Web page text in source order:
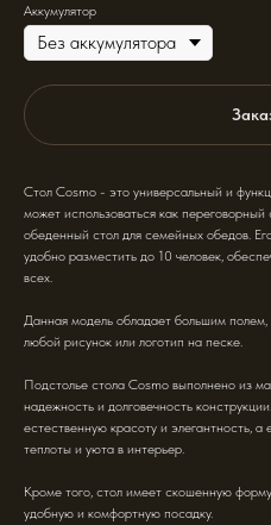
Аккумулятор
Стол Cosmo - это универсальный и
может использоваться как переговорный
обеденный стол для семейных обедов.
удобно разместить до 10 человек,
всех.
Данная модель обладает большим полем,
любой рисунок или логотип на песке.
Подстолье стола Cosmo выполнено из
надежность и долговечность
естественную красоту и элегантность, а
теплоты и уюта в интерьер.
Кроме того, стол имеет скошенную
удобную и комфортную посадку.